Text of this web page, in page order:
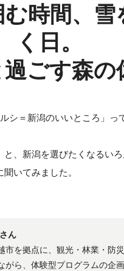
む時間、雪
く日。
ごす森の
ルシ＝新潟のいいところ」っ
と、新潟を選びたくなるい
いてみました。
ん
市を拠点に、観光・林業・防
がら、体験型プログラムの企